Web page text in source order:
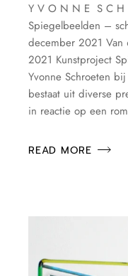
Y V O N N E S C H
Spiegelbeelden –
december 2021
2021 Kunstproject
Yvonne Schroeten
bestaat uit diverse
in reactie op een
READ MORE